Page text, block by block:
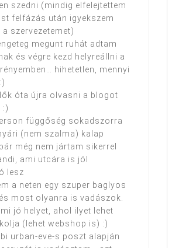
szedni (mindig elfelejtettem
felfázás után igyekszem
a szervezetemet)
megunt ruhát adtam
és végre kezd helyreállni a
hihetetlen, mennyi
óta újra olvasni a blogot
:)
függőség sokadszorra
(nem szalma) kalap
még nem jártam sikerrel
ami utcára is jól
lesz
a neten egy szuper baglyos
most olyanra is vadászok.
jó helyet, ahol ilyet lehet
(lehet webshop is) :)
urban-eve-s poszt alapján